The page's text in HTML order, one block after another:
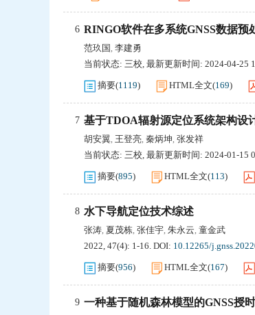
6 RINGO软件在多系统GNSS数据预
范玖国, 李建勇
当前状态: 三校, 最新更新时间: 2024-04-25
摘要(1119) HTML全文(169)
7 基于TDOA辐射源定位系统架构设
胡安翼, 王登亮, 秦炳坤, 张发祥
当前状态: 三校, 最新更新时间: 2024-01-15
摘要(895) HTML全文(113)
8 水下导航定位技术综述
张涛, 夏茂栋, 张佳宇, 朱永云, 童金武
2022, 47(4): 1-16. DOI: 10.12265/
摘要(956) HTML全文(167)
9 一种基于随机森林模型的GNSS授